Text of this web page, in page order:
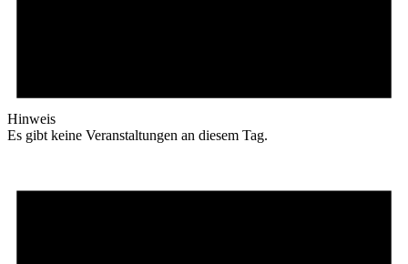
Hinweis
Es gibt keine Veranstaltungen an diesem Tag.